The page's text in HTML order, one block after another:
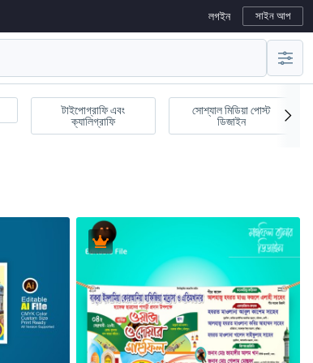
লগইন সাইন আপ
টাইপোগ্রাফি এবং
ক্যালিগ্রাফি
সোশ্যাল মিডিয়া পোস্ট
ডিজাইন